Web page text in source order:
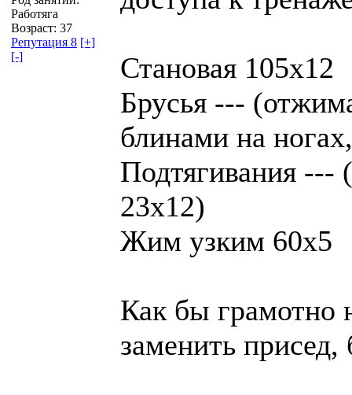
Работяга
Возраст: 37
Репутация 8 [+]
[-]
Становая 105х12
Брусья ---
блинами на
Подтягивания ---
23х12)
Жим узким 60х5
Как бы грамотно
заменить присед,